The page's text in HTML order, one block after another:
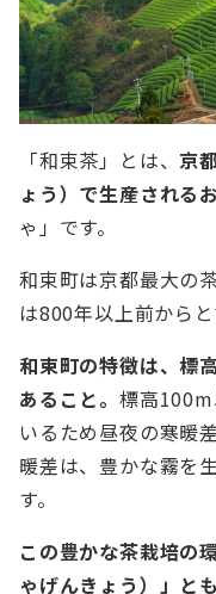
「和束茶」とは、京
ょう）で生産される
ゃ」です。
和束町は京都最大の
は800年以上前からと
和束町の特徴は、標
あること。 標高
いるため昼夜の寒暖
暖差は、豊かな霧を
す。
この豊かな茶栽培の
ゃげんきょう）」と